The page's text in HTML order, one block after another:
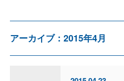
アーカイブ：2015年4月